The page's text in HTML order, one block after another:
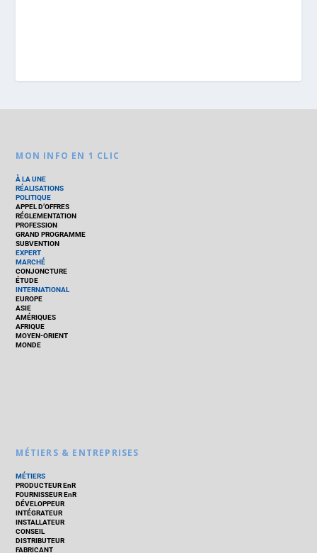
MON INFO EN 1 CLIC
À LA UNE
RÉALISATIONS
POLITIQUE
APPEL D’OFFRES
RÉGLEMENTATION
PROFESSION
GRAND PROGRAMME
SUBVENTION
EXPERT
MARCHÉ
CONJONCTURE
ÉTUDE
INTERNATIONAL
EUROPE
ASIE
AMÉRIQUES
AFRIQUE
MOYEN-ORIENT
MONDE
MÉTIERS & ENTREPRISES
MÉTIERS
PRODUCTEUR EnR
FOURNISSEUR EnR
DÉVELOPPEUR
INTÉGRATEUR
INSTALLATEUR
CONSEIL
DISTRIBUTEUR
FABRICANT